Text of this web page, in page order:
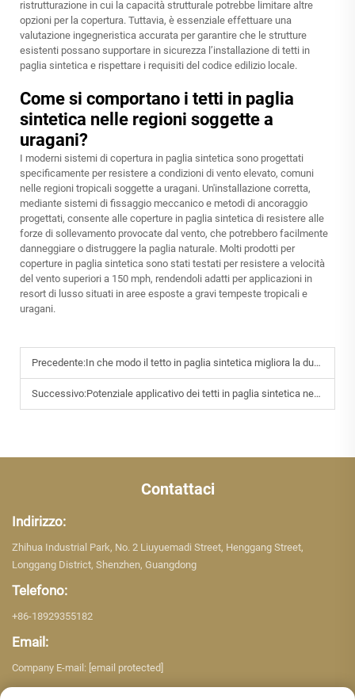
ristrutturazione in cui la capacità strutturale potrebbe limitare altre
opzioni per la copertura. Tuttavia, è essenziale effettuare una
valutazione ingegneristica accurata per garantire che le strutture
esistenti possano supportare in sicurezza l’installazione di tetti in
paglia sintetica e rispettare i requisiti del codice edilizio locale.
Come si comportano i tetti in paglia
sintetica nelle regioni soggette a
uragani?
I moderni sistemi di copertura in paglia sintetica sono progettati
specificamente per resistere a condizioni di vento elevato, comuni
nelle regioni tropicali soggette a uragani. Un'installazione corretta,
mediante sistemi di fissaggio meccanico e metodi di ancoraggio
progettati, consente alle coperture in paglia sintetica di resistere alle
forze di sollevamento provocate dal vento, che potrebbero facilmente
danneggiare o distruggere la paglia naturale. Molti prodotti per
coperture in paglia sintetica sono stati testati per resistere a velocità
del vento superiori a 150 mph, rendendoli adatti per applicazioni in
resort di lusso situati in aree esposte a gravi tempeste tropicali e
uragani.
Precedente:In che modo il tetto in paglia sintetica migliora la durabilità e la resistenza alle intemperie
Successivo:Potenziale applicativo dei tetti in paglia sintetica negli edifici green
Contattaci
Indirizzo:
Zhihua Industrial Park, No. 2 Liuyuemadi Street, Henggang Street,
Longgang District, Shenzhen, Guangdong
Telefono:
+86-18929355182
Email:
Company E-mail: [email protected]